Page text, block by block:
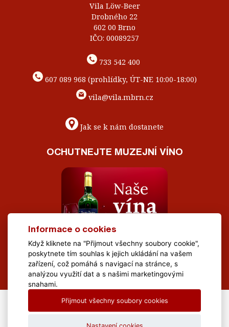
Vila Löw-Beer
Drobného 22
602 00 Brno
IČO: 00089257
733 542 400
607 089 968 (prohlídky, ÚT-NE 10:00-18:00)
vila@vila.mbrn.cz
Jak se k nám dostanete
OCHUTNEJTE MUZEJNÍ VÍNO
All Rights Reserved Muzeum Brněnska © 2020, Webdesign by
Informace o cookies
Když kliknete na "Přijmout všechny soubory cookie",
poskytnete tím souhlas k jejich ukládání na vašem
zařízení, což pomáhá s navigací na stránce, s
analýzou využití dat a s našimi marketingovými
snahami.
Přijmout všechny soubory cookies